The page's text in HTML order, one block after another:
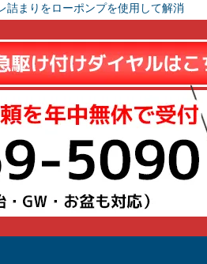
詰まりをローポンプを使用して解消